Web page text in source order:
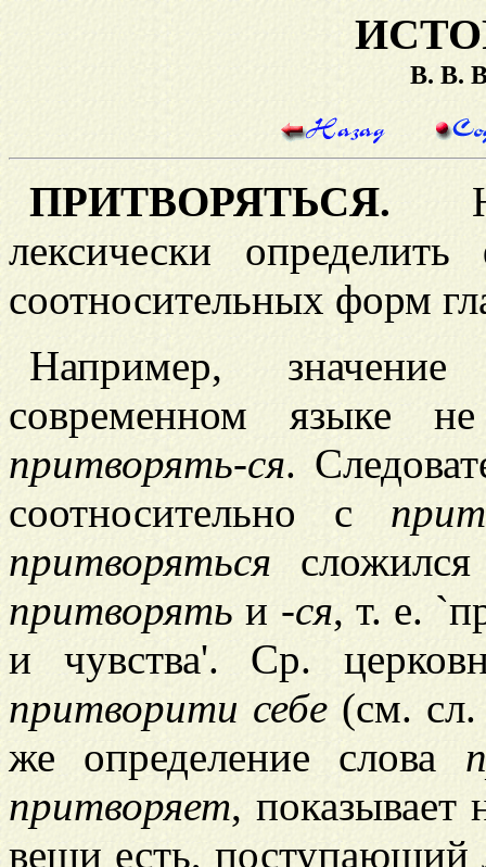
В. В.
ПРИТВОРЯТЬСЯ.
лексически
соотносительных форм
Например,
современном языке
притворять-ся.
соотносительно с
притворяться
притворять и -ся, т. е.
и чувства'. Ср.
притворити себе(см. cл.
же определение слова
притворяет,
вещи есть, поступающий